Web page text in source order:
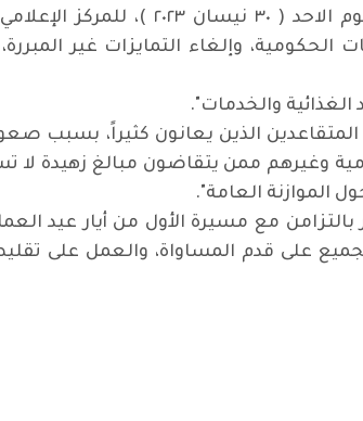
وقال رائد فهمي سكرتير اللجنة المركزية للحزب الشيوعي العراقي، في تصريح صحفي
وإلغاء التمايزات غير
والخدمات".
الذين يعانون كثيراً، بسبب
وغيرهم ممن يتقاضون مبالغ زهيدة لا
الموازنة العامة".
مع مسيرة الأول من أيار عيد
على قدم المساواة، والعمل على